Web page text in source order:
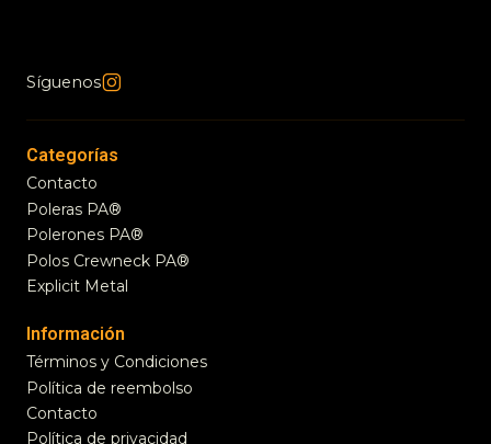
Síguenos
Categorías
Contacto
Poleras PA®
Polerones PA®
Polos Crewneck PA®
Explicit Metal
Información
Términos y Condiciones
Política de reembolso
Contacto
Política de privacidad